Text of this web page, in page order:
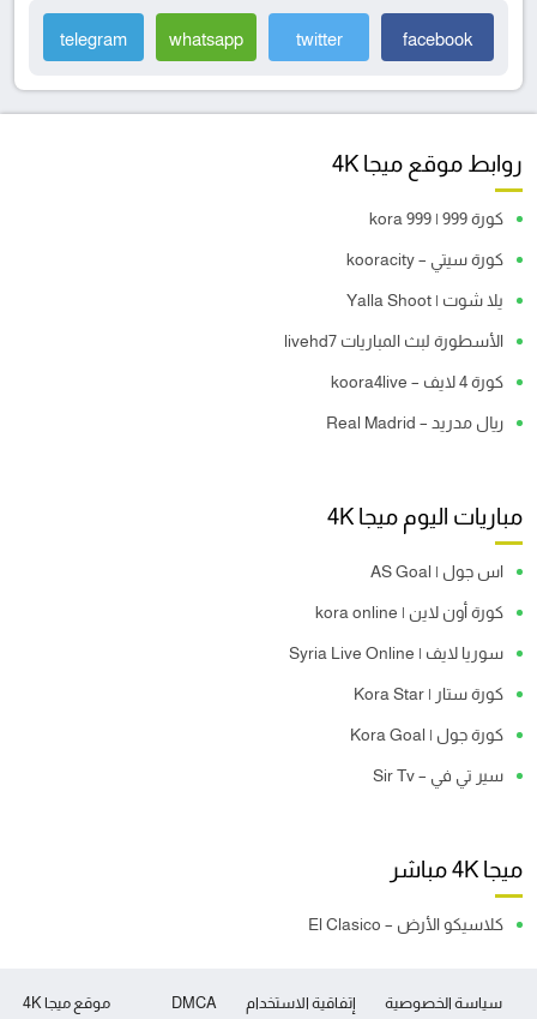
facebook
twitter
whatsapp
telegram
روابط موقع ميجا 4K
كورة 999 | kora 999
كورة سيتي – kooracity
يلا شوت | Yalla Shoot
الأسطورة لبث المباريات livehd7
كورة 4 لايف – koora4live
ريال مدريد – Real Madrid
مباريات اليوم ميجا 4K
اس جول | AS Goal
كورة أون لاين | kora online
سوريا لايف | Syria Live Online
كورة ستار | Kora Star
كورة جول | Kora Goal
سير تي في – Sir Tv
ميجا 4K مباشر
كلاسيكو الأرض – El Clasico
موقع ميجا 4K سياسة الخصوصية إتفاقية الاستخدام DMCA